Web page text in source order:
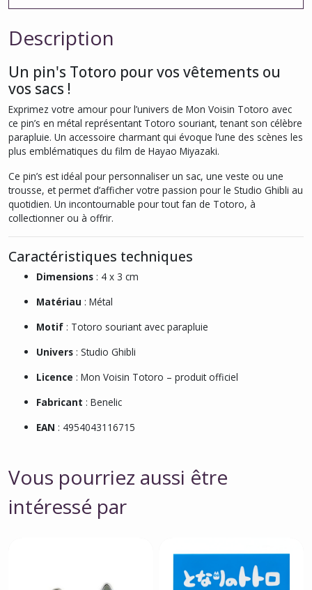
Description
Un pin's Totoro pour vos vêtements ou
vos sacs !
Exprimez votre amour pour l’univers de Mon Voisin Totoro avec
ce pin’s en métal représentant Totoro souriant, tenant son célèbre
parapluie. Un accessoire charmant qui évoque l’une des scènes les
plus emblématiques du film de Hayao Miyazaki.
Ce pin’s est idéal pour personnaliser un sac, une veste ou une
trousse, et permet d’afficher votre passion pour le Studio Ghibli au
quotidien. Un incontournable pour tout fan de Totoro, à
collectionner ou à offrir.
Caractéristiques techniques
Dimensions : 4 x 3 cm
Matériau : Métal
Motif : Totoro souriant avec parapluie
Univers : Studio Ghibli
Licence : Mon Voisin Totoro – produit officiel
Fabricant : Benelic
EAN : 4954043116715
Vous pourriez aussi être
intéressé par